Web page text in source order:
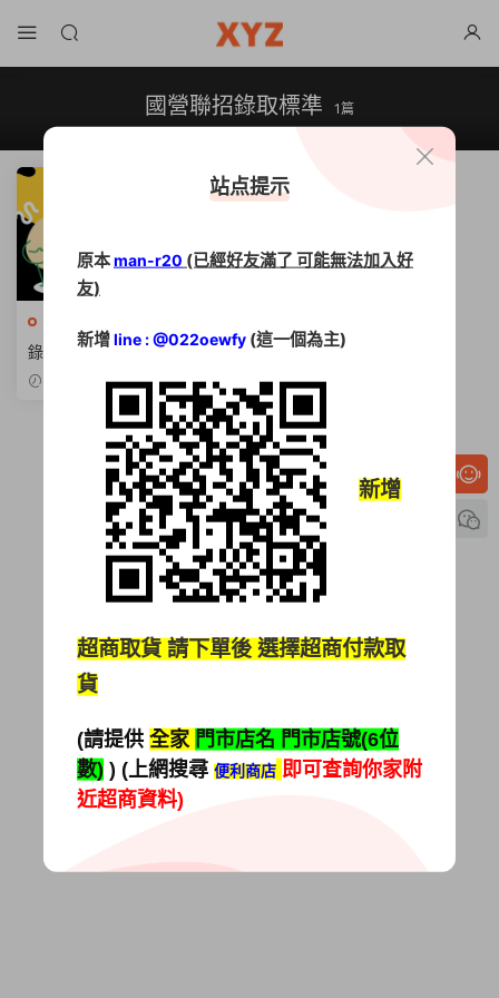
國營聯招錄取標準 1篇
錄取只差一步【國營聯招複
試】口試 30% 怎麼拿？體測
項目與準備心法
2025-11-17
站点提示
原本man-r20 (已經好友滿了 可能無法加入好
友)
新增line : @022oewfy (這一個為主)
新增
超商取貨 請下單後 選擇超商付款取
貨
(請提供 全家 門市店名 門市店號(6位
數) ) (上網搜尋 便利商店 即可查詢你家附
近超商資料)